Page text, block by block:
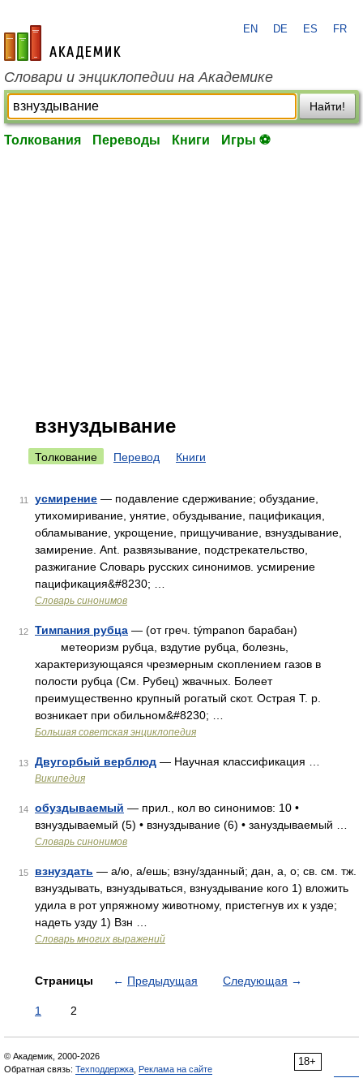
academic.ru
EN DE ES FR
Словари и энциклопедии на Академике
Найти!
Толкования Переводы Книги Игры ⚽
взнуздывание
Толкование Перевод Книги
11 усмирение — подавление сдерживание; обуздание,
утихомиривание, унятие, обуздывание, пацификация,
обламывание, укрощение, прищучивание, взнуздывание,
замирение. Ant. развязывание, подстрекательство,
разжигание Словарь русских синонимов. усмирение
пацификация&#8230; …
Словарь синонимов
12 Тимпания рубца — (от греч. týmpanon барабан)
метеоризм рубца, вздутие рубца, болезнь,
характеризующаяся чрезмерным скоплением газов в
полости рубца (См. Рубец) жвачных. Болеет
преимущественно крупный рогатый скот. Острая Т. р.
возникает при обильном&#8230; …
Большая советская энциклопедия
13 Двугорбый верблюд — Научная классификация …
Википедия
14 обуздываемый — прил., кол во синонимов: 10 •
взнуздываемый (5) • взнуздывание (6) • зануздываемый …
Словарь синонимов
15 взнуздать — а/ю, а/ешь; взну/зданный; дан, а, о; св. см. тж.
взнуздывать, взнуздываться, взнуздывание кого 1) вложить
удила в рот упряжному животному, пристегнув их к узде;
надеть узду 1) Взн …
Словарь многих выражений
Страницы ← Предыдущая Следующая →
1 2
18+
© Академик, 2000-2026
Обратная связь: Техподдержка Реклама на сайте